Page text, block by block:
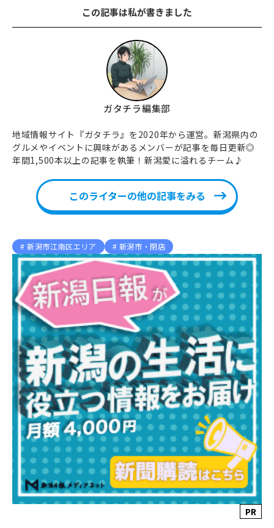
この記事は私が書きました
ガタチラ編集部
地域情報サイト『ガタチラ』を2020年から運営。新潟県内の
グルメやイベントに興味があるメンバーが記事を毎日更新◎
年間1,500本以上の記事を執筆！新潟愛に溢れるチーム♪
このライターの他の記事をみる
新潟市江南区エリア 新潟市・閉店
PR